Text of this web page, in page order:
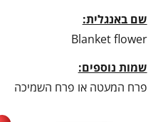
שם באנגלית:
Blanket flower
שמות נוספים:
פרח המעטה או פרח השמיכה